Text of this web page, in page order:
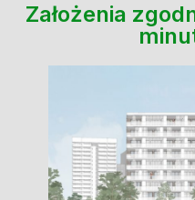
Założenia